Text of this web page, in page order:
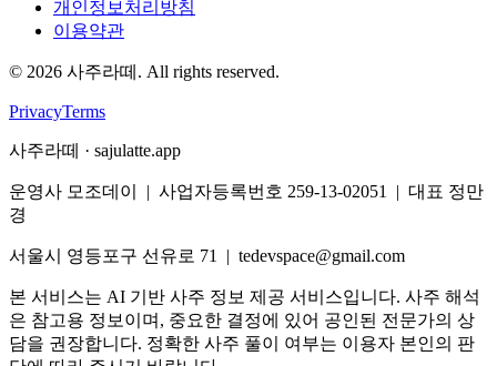
개인정보처리방침
이용약관
© 2026 사주라떼. All rights reserved.
PrivacyTerms
사주라떼 · sajulatte.app
운영사 모조데이 | 사업자등록번호 259-13-02051 | 대표 정만
경
서울시 영등포구 선유로 71 | tedevspace@gmail.com
본 서비스는 AI 기반 사주 정보 제공 서비스입니다. 사주 해석
은 참고용 정보이며, 중요한 결정에 있어 공인된 전문가의 상
담을 권장합니다. 정확한 사주 풀이 여부는 이용자 본인의 판